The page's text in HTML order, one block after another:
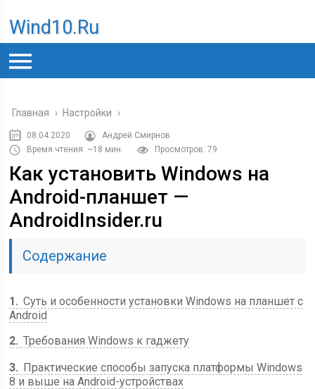
Wind10.ru
Главная › Настройки ›
08.04.2020
Андрей Смирнов
Время чтения: ~18 мин.
Просмотров: 79
Как установить Windows на
Android-планшет —
AndroidInsider.ru
Содержание
1
Суть и особенности установки Windows на планшет с
Android
2 Требования Windows к гаджету
3
Практические способы запуска платформы Windows
8 и выше на Android-устройствах